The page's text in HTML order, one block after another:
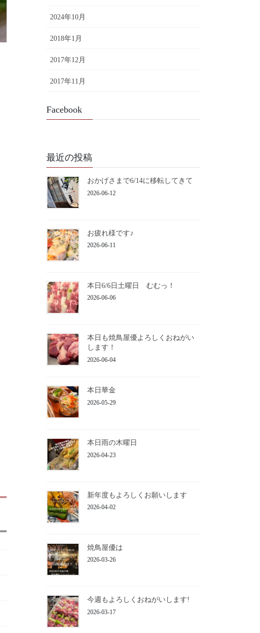
2024年10月
2018年1月
2017年12月
2017年11月
Facebook
最近の投稿
おかげさまで6/14に移転してきて
2026-06-12
お疲れ様です♪
2026-06-11
本日6/6日土曜日 むむっ！
2026-06-06
本日も焼鳥屋優よろしくおねがい
します！
2026-06-04
本日華金
2026-05-29
本日雨の木曜日
2026-04-23
新年度もよろしくお願いします
2026-04-02
焼鳥屋優は
2026-03-26
今週もよろしくおねがいします!
2026-03-17